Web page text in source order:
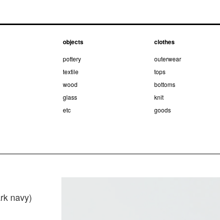
objects
pottery
textile
wood
glass
etc
clothes
outerwear
tops
bottoms
knit
goods
navy)